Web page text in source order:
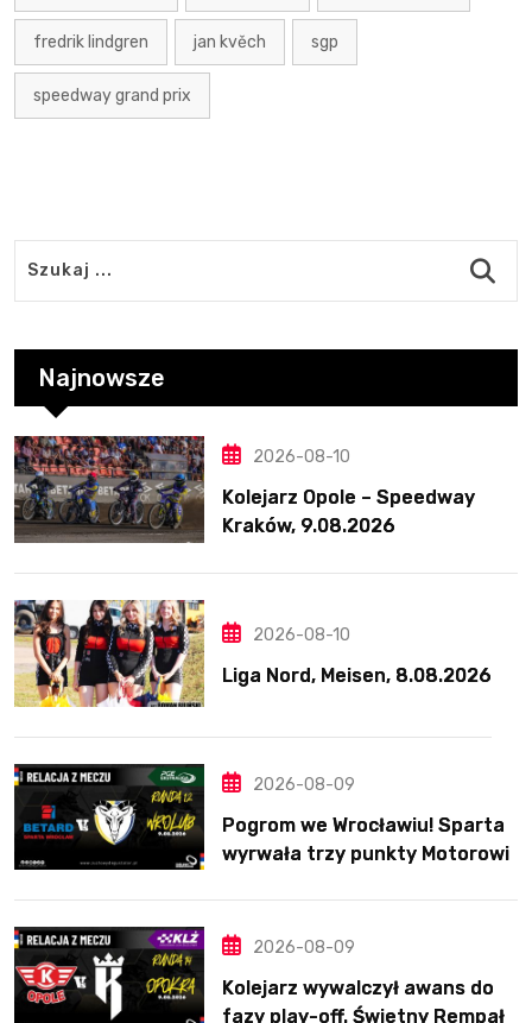
fredrik lindgren jan kvěch sgp
speedway grand prix
Najnowsze
2026-08-10
Kolejarz Opole – Speedway
Kraków, 9.08.2026
2026-08-10
Liga Nord, Meisen, 8.08.2026
2026-08-09
Pogrom we Wrocławiu! Sparta
wyrwała trzy punkty Motorowi
2026-08-09
Kolejarz wywalczył awans do
fazy play-off. Świetny Rempała